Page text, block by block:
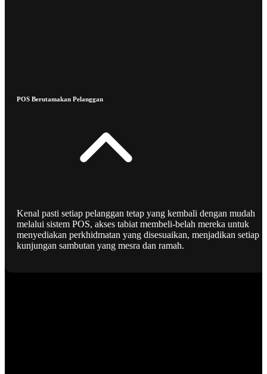
POS Berutamakan Pelanggan
Kenal pasti setiap pelanggan tetap yang kembali dengan mudah
melalui sistem POS, akses tabiat membeli-belah mereka untuk
menyediakan perkhidmatan yang disesuaikan, menjadikan setiap
kunjungan sambutan yang mesra dan ramah.